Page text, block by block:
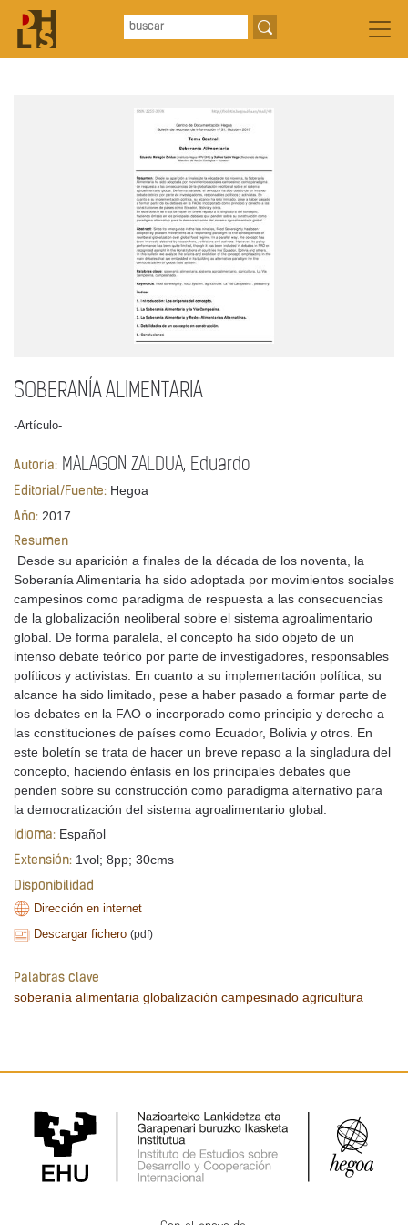
SOBERANÍA ALIMENTARIA
-Artículo-
Autoría: MALAGON ZALDUA, Eduardo
Editorial/Fuente: Hegoa
Año: 2017
Resumen
Desde su aparición a finales de la década de los noventa, la
Soberanía Alimentaria ha sido adoptada por movimientos sociales
campesinos como paradigma de respuesta a las consecuencias
de la globalización neoliberal sobre el sistema agroalimentario
global. De forma paralela, el concepto ha sido objeto de un
intenso debate teórico por parte de investigadores, responsables
políticos y activistas. En cuanto a su implementación política, su
alcance ha sido limitado, pese a haber pasado a formar parte de
los debates en la FAO o incorporado como principio y derecho a
las constituciones de países como Ecuador, Bolivia y otros. En
este boletín se trata de hacer un breve repaso a la singladura del
concepto, haciendo énfasis en los principales debates que
penden sobre su construcción como paradigma alternativo para
la democratización del sistema agroalimentario global.
Idioma: Español
Extensión: 1vol; 8pp; 30cms
Disponibilidad
Dirección en internet
Descargar fichero (pdf)
Palabras clave
soberanía alimentaria globalización campesinado agricultura